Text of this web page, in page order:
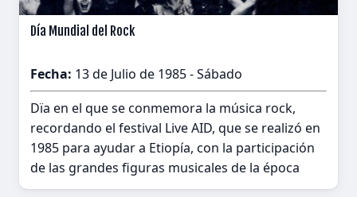
Día Mundial del Rock
Fecha: 13 de Julio de 1985 - Sábado
Dïa en el que se conmemora la música rock,
recordando el festival Live AID, que se realizó en
1985 para ayudar a Etiopía, con la participación
de las grandes figuras musicales de la época